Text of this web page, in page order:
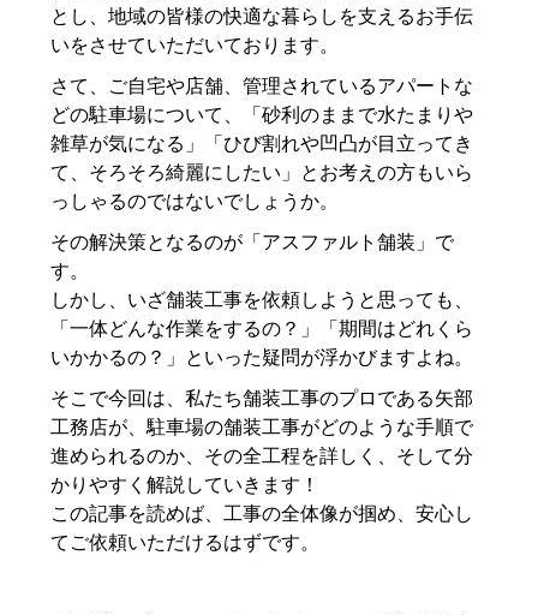
とし、地域の皆様の快適な暮らしを支えるお手伝
いをさせていただいております。
さて、ご自宅や店舗、管理されているアパートな
どの駐車場について、「砂利のままで水たまりや
雑草が気になる」「ひび割れや凹凸が目立ってき
て、そろそろ綺麗にしたい」とお考えの方もいら
っしゃるのではないでしょうか。
その解決策となるのが「アスファルト舗装」で
す。
しかし、いざ舗装工事を依頼しようと思っても、
「一体どんな作業をするの？」「期間はどれくら
いかかるの？」といった疑問が浮かびますよね。
そこで今回は、私たち舗装工事のプロである矢部
工務店が、駐車場の舗装工事がどのような手順で
進められるのか、その全工程を詳しく、そして分
かりやすく解説していきます！
この記事を読めば、工事の全体像が掴め、安心し
てご依頼いただけるはずです。